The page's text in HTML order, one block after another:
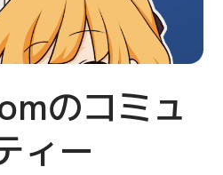
のコミュ
ィー